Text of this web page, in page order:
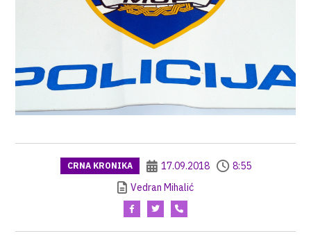
CRNA KRONIKA 17.09.2018
8:55
Vedran Mihalić